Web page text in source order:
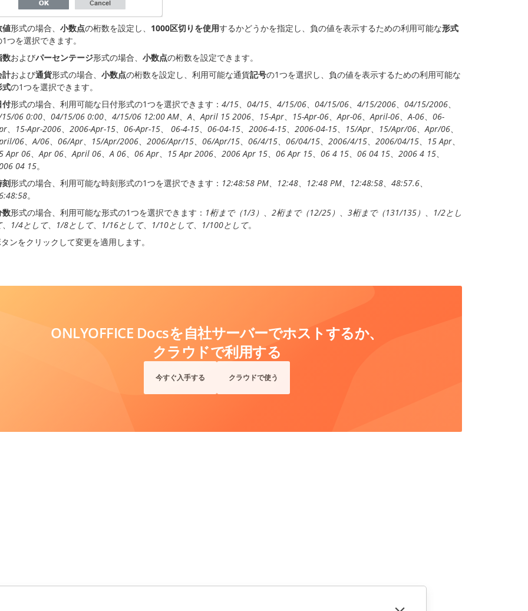
値形式の場合、 小数点の桁数を設定し、 1000区切りを使用するかどうかを指定し、負の値を表示するための利用可能な形式
つを選択できます。
数およびパーセンテージ形式の場合、 小数点の桁数を設定できます。
計および通貨形式の場合、 小数点の桁数を設定し、利用可能な通貨記号の1つを選択し、負の値を表示するための利用可能な
式の1つを選択できます。
付形式の場合、利用可能な日付形式の1つを選択できます： 4/15 04/15 4/15/06 04/15/06 4/15/2006 04/15/2006
06 0:00
04/15/06 0:00 4/15/06 12:00 AM A April 15 2006 15-Apr 15-Apr-06 Apr-06 April-06 A-06
06-
15-Apr-2006 2006-Apr-15 06-Apr-15 06-4-15 06-04-15 2006-4-15 2006-04-15 15/Apr 15/Apr/06 Apr/06
06
A/06 06/Apr 15/Apr/2006 2006/Apr/15 06/Apr/15 06/4/15 06/04/15 2006/4/15 2006/04/15 15 Apr
Apr 06
Apr 06 April 06 A 06 06 Apr 15 Apr 2006 2006 Apr 15 06 Apr 15 06 4 15 06 04 15 2006 4 15
04 15。
刻形式の場合、利用可能な時刻形式の1つを選択できます： 12:48:58 PM 12:48 12:48 PM 12:48:58 48:57.6
。
数形式の場合、利用可能な形式の1つを選択できます： 1桁まで（1/3） 2桁まで（12/25） 3桁まで（131/135）
1/2とし
、 1/4として、 1/8として、 1/16として、 1/10として、 1/100として。
ンをクリックして変更を適用します。
ONLYOFFICE Docsを自社サーバーでホストするか、
クラウドで利用する
今すぐ入手する クラウドで使う